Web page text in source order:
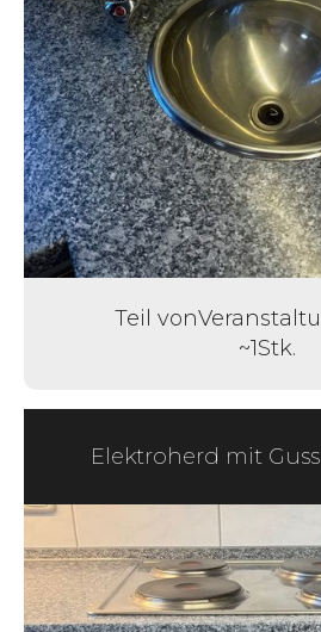
Teil von
~1Stk.
Elektroherd mit